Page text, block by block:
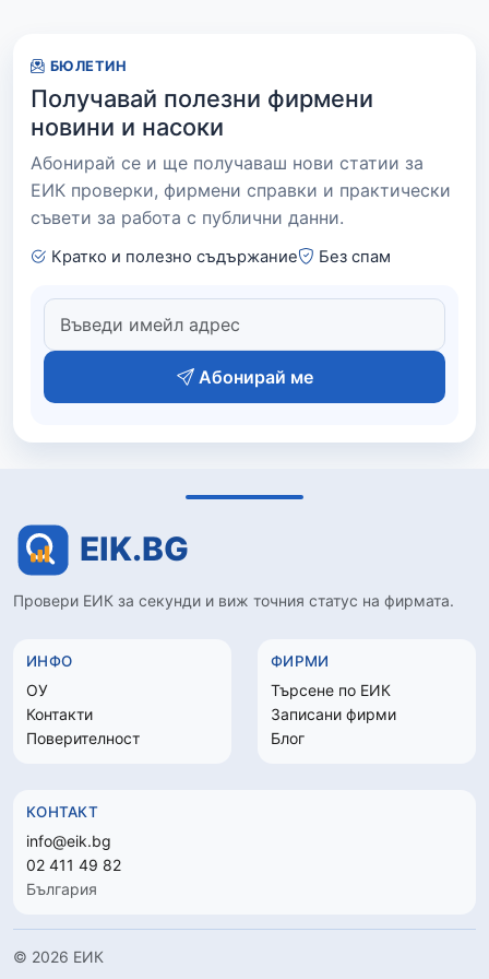
БЮЛЕТИН
Получавай полезни фирмени
новини и насоки
Абонирай се и ще получаваш нови статии за
ЕИК проверки, фирмени справки и практически
съвети за работа с публични данни.
Кратко и полезно съдържание Без спам
Абонирай ме
Провери ЕИК за секунди и виж точния статус на фирмата.
ИНФО
ОУ
Контакти
Поверителност
ФИРМИ
Търсене по ЕИК
Записани фирми
Блог
КОНТАКТ
info@eik.bg
02 411 49 82
България
© 2026 ЕИК